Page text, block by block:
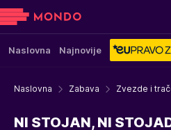
Naslovna Najnovije
Naslovna Zabava Zvezde i
NI STOJAN, NI